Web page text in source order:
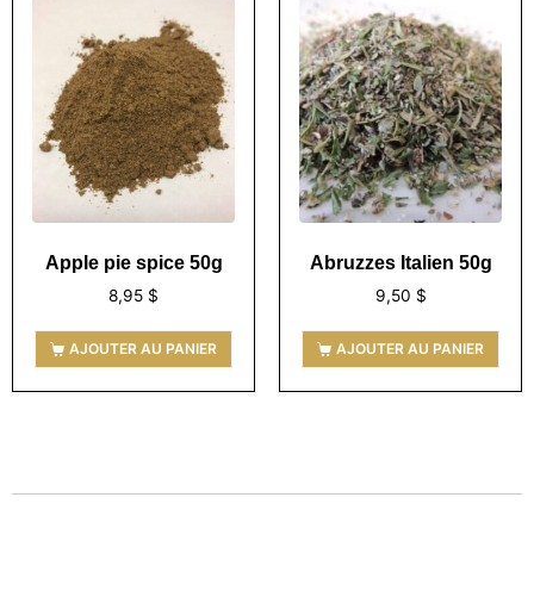
Apple pie spice 50g
8,95 $
AJOUTER AU PANIER
Abruzzes Italien 50g
9,50 $
AJOUTER AU PANIER